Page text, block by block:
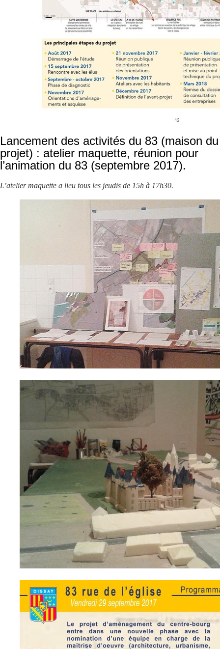
Lancement des activités du 83 (maison du
projet) : atelier maquette, réunion pour
l’animation du 83 (septembre 2017).
L’atelier maquette a lieu tous les jeudis de 15h à 17h30.